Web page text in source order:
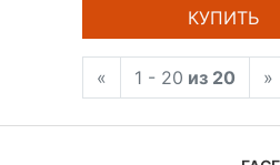
КУПИТЬ
« 1 - 20 из 20 »